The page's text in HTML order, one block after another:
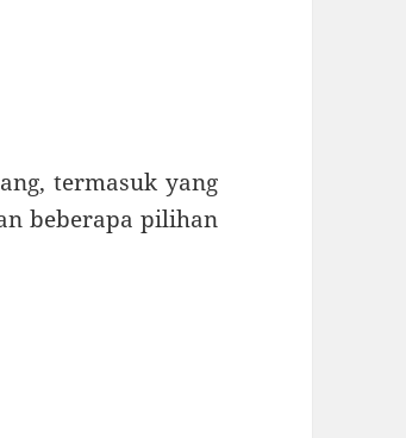
termasuk yang
beberapa pilihan